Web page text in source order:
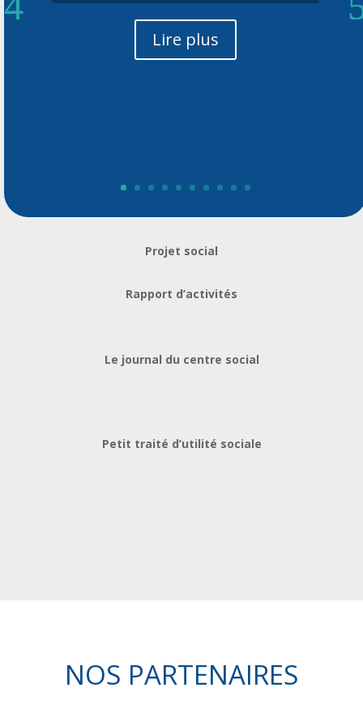
Lire plus
Projet social
Rapport d’activités
​Le journal du centre social
Petit traité d’utilité sociale
NOS PARTENAIRES